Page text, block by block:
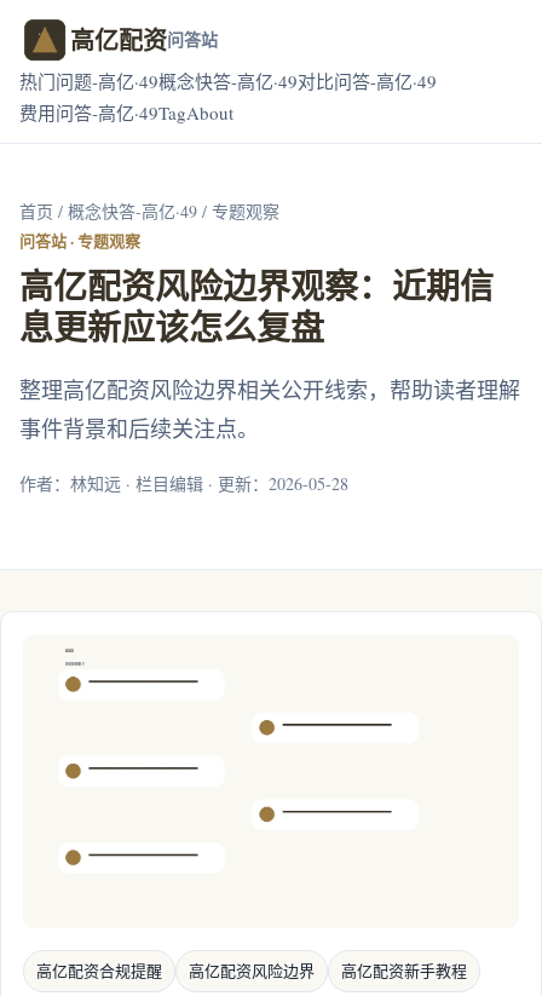
高亿配资问答站
热门问题-高亿·49概念快答-高亿·49对比问答-高亿·49
费用问答-高亿·49TagAbout
首页 / 概念快答-高亿·49 / 专题观察
问答站 · 专题观察
高亿配资风险边界观察：近期信
息更新应该怎么复盘
整理高亿配资风险边界相关公开线索，帮助读者理解
事件背景和后续关注点。
作者：林知远 · 栏目编辑 · 更新：2026-05-28
高亿配资合规提醒 高亿配资风险边界 高亿配资新手教程